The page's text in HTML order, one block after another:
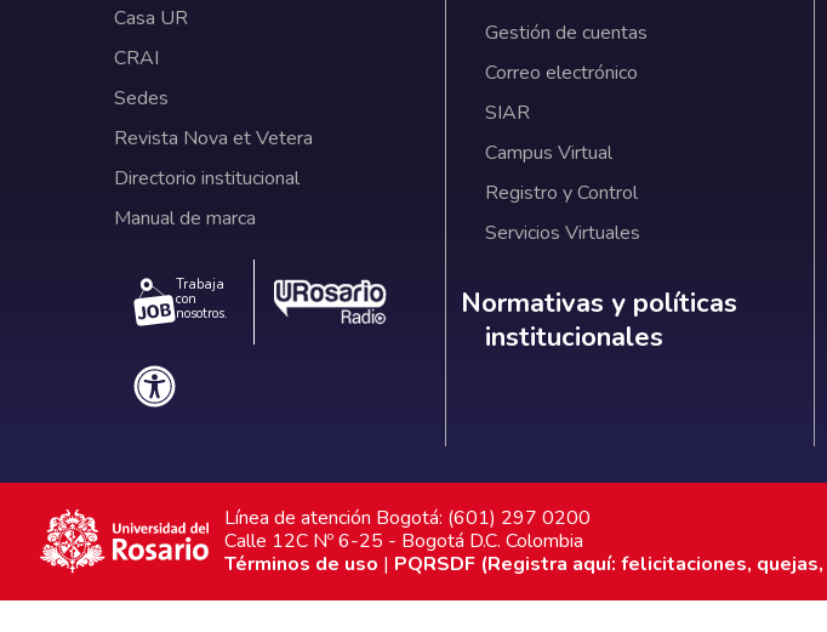
Casa UR
CRAI
Sedes
Revista Nova et Vetera
Directorio institucional
Manual de marca
Trabaja
con
nosotros.
Gestión de cuentas
Correo electrónico
SIAR
Campus Virtual
Registro y Control
Servicios Virtuales
Normativas y políticas
Normativas y políticas
institucionales
Línea de atención Bogotá: (601) 297 0200
Calle 12C Nº 6-25 - Bogotá D.C. Colombia
Términos de uso | PQRSDF (Registra aquí: felicitaciones,